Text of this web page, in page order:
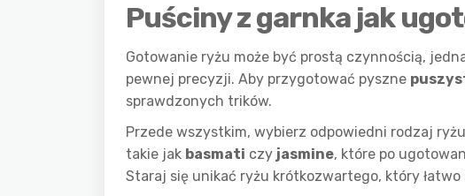
Puściny z garnka jak
Gotowanie ryżu może być prostą czynnością,
pewnej precyzji. Aby przygotować pyszne
sprawdzonych trików.
Przede wszystkim, wybierz odpowiedni rodzaj
takie jak basmati czy jasmine, które po
Staraj się unikać ryżu krótkozwartego, który łatwo